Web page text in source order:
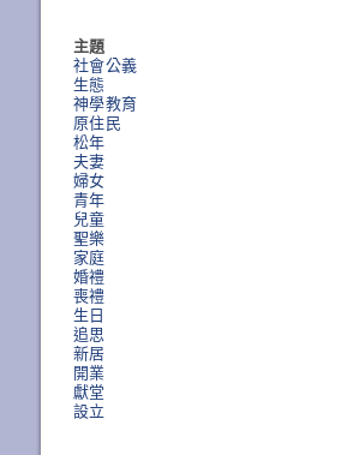
主題
社會公義
生態
神學教育
原住民
松年
夫妻
婦女
青年
兒童
聖樂
家庭
婚禮
喪禮
生日
追思
新居
開業
獻堂
設立